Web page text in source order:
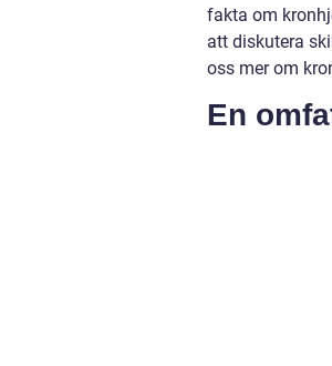
fakta om
att diskutera
oss mer om
En